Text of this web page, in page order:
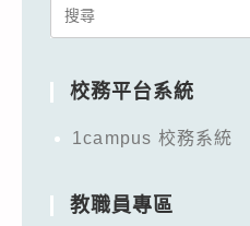
Search
校務平台系統
1campus 校務系統
教職員專區